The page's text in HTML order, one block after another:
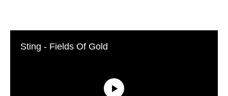
Sting - Fields Of Gold